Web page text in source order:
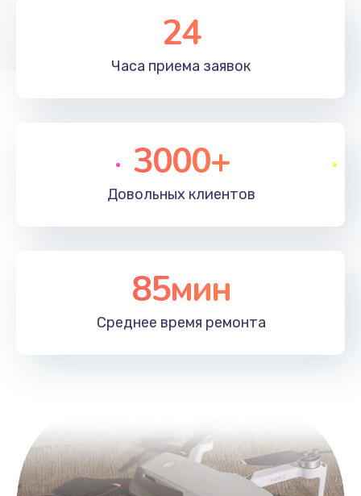
24
Часа приема заявок
3000+
Довольных клиентов
85мин
Среднее время ремонта